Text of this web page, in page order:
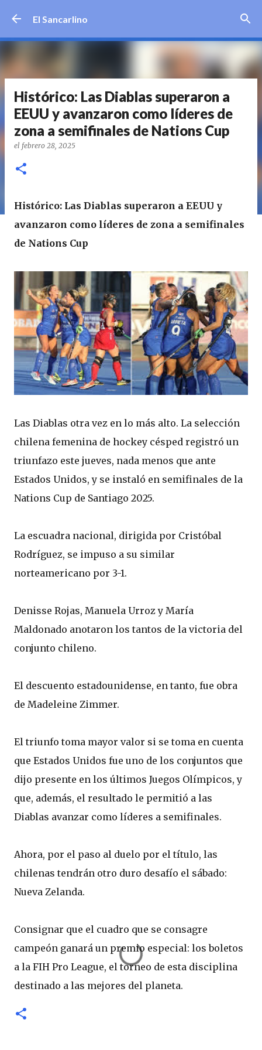
El Sancarlino
Histórico: Las Diablas superaron a
EEUU y avanzaron como líderes de
zona a semifinales de Nations Cup
el febrero 28, 2025
Histórico: Las Diablas superaron a EEUU y
avanzaron como líderes de zona a semifinales
de Nations Cup
Las Diablas otra vez en lo más alto. La selección
chilena femenina de hockey césped registró un
triunfazo este jueves, nada menos que ante
Estados Unidos, y se instaló en semifinales de la
Nations Cup de Santiago 2025.
La escuadra nacional, dirigida por Cristóbal
Rodríguez, se impuso a su similar
norteamericano por 3-1.
Denisse Rojas, Manuela Urroz y María
Maldonado anotaron los tantos de la victoria del
conjunto chileno.
El descuento estadounidense, en tanto, fue obra
de Madeleine Zimmer.
El triunfo toma mayor valor si se toma en cuenta
que Estados Unidos fue uno de los conjuntos que
dijo presente en los últimos Juegos Olímpicos, y
que, además, el resultado le permitió a las
Diablas avanzar como líderes a semifinales.
Ahora, por el paso al duelo por el título, las
chilenas tendrán otro duro desafío el sábado:
Nueva Zelanda.
Consignar que el cuadro que se consagre
campeón ganará un premio especial: los boletos
a la FIH Pro League, el torneo de esta disciplina
destinado a las mejores del planeta.